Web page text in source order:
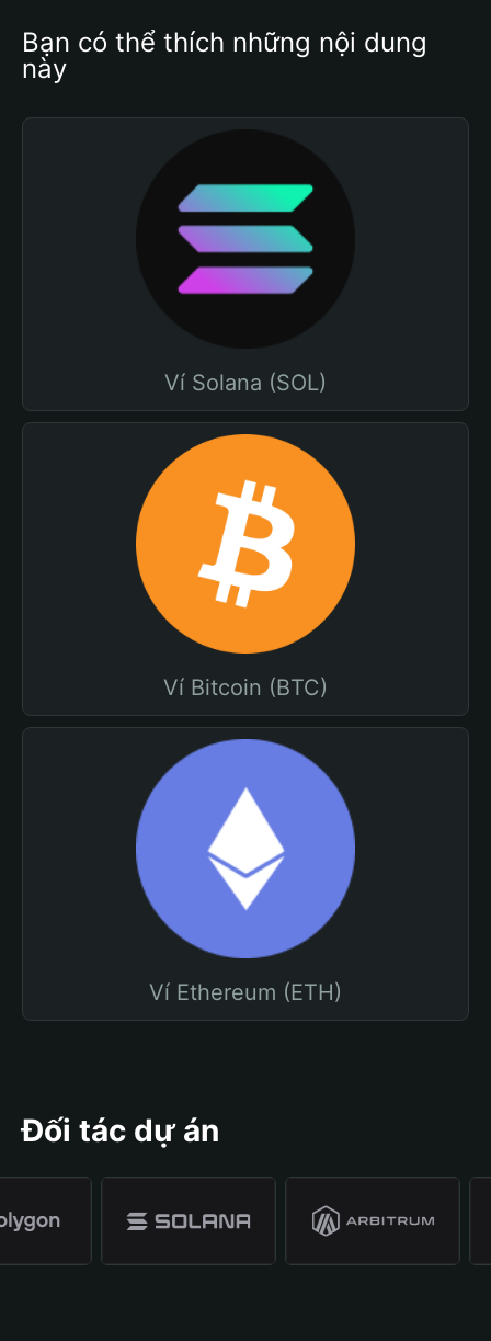
Bạn có thể thích những nội dung
này
Ví Solana (SOL)
Ví Bitcoin (BTC)
Ví Ethereum (ETH)
Đối tác dự án